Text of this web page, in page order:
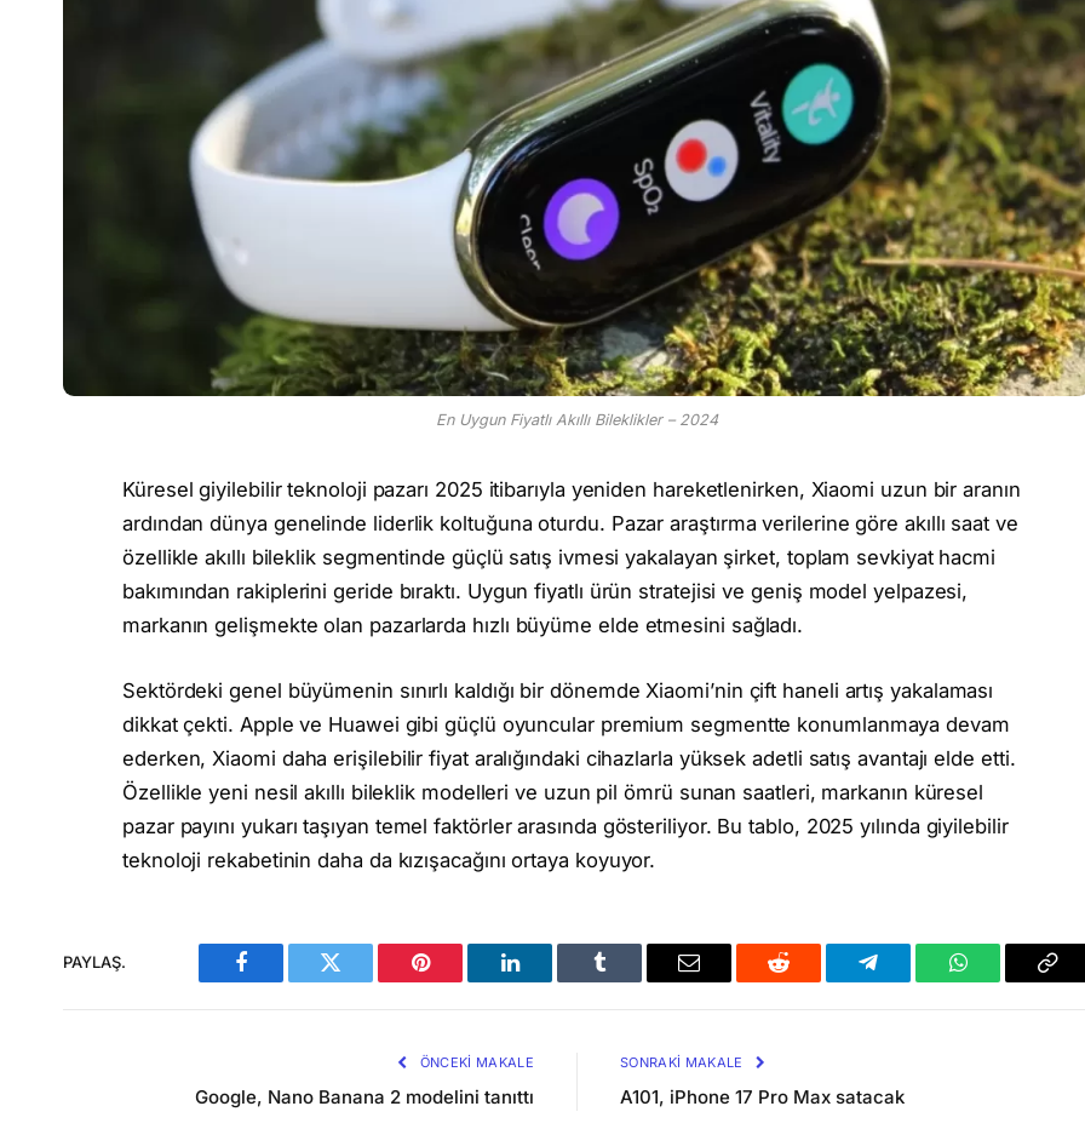
En Uygun Fiyatlı Akıllı Bileklikler – 2024
Küresel giyilebilir teknoloji pazarı 2025 itibarıyla yeniden hareketlenirken, Xiaomi uzun bir aranın
ardından dünya genelinde liderlik koltuğuna oturdu. Pazar araştırma verilerine göre akıllı saat ve
özellikle akıllı bileklik segmentinde güçlü satış ivmesi yakalayan şirket, toplam sevkiyat hacmi
bakımından rakiplerini geride bıraktı. Uygun fiyatlı ürün stratejisi ve geniş model yelpazesi,
markanın gelişmekte olan pazarlarda hızlı büyüme elde etmesini sağladı.
Sektördeki genel büyümenin sınırlı kaldığı bir dönemde Xiaomi’nin çift haneli artış yakalaması
dikkat çekti. Apple ve Huawei gibi güçlü oyuncular premium segmentte konumlanmaya devam
ederken, Xiaomi daha erişilebilir fiyat aralığındaki cihazlarla yüksek adetli satış avantajı elde etti.
Özellikle yeni nesil akıllı bileklik modelleri ve uzun pil ömrü sunan saatleri, markanın küresel
pazar payını yukarı taşıyan temel faktörler arasında gösteriliyor. Bu tablo, 2025 yılında giyilebilir
teknoloji rekabetinin daha da kızışacağını ortaya koyuyor.
PAYLAŞ.
Facebook Twitter Pinterest LinkedIn Tumblr Email Reddit Telegram WhatsApp
ÖNCEKI MAKALE
Google, Nano Banana 2 modelini tanıttı
SONRAKI MAKALE
A101, iPhone 17 Pro Max satacak